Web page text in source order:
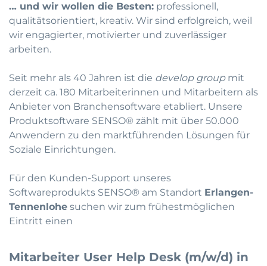
… und wir wollen die Besten: professionell,
qualitätsorientiert, kreativ. Wir sind erfolgreich, weil
wir engagierter, motivierter und zuverlässiger
arbeiten.
Seit mehr als 40 Jahren ist die develop groupmit
derzeit ca. 180 Mitarbeiterinnen und Mitarbeitern als
Anbieter von Branchensoftware etabliert. Unsere
Produktsoftware SENSO® zählt mit über 50.000
Anwendern zu den marktführenden Lösungen für
Soziale Einrichtungen.
Für den Kunden-Support unseres
Softwareprodukts SENSO® am Standort Erlangen-
Tennenlohe suchen wir zum frühestmöglichen
Eintritt einen
Mitarbeiter User Help Desk (m/w/d) in